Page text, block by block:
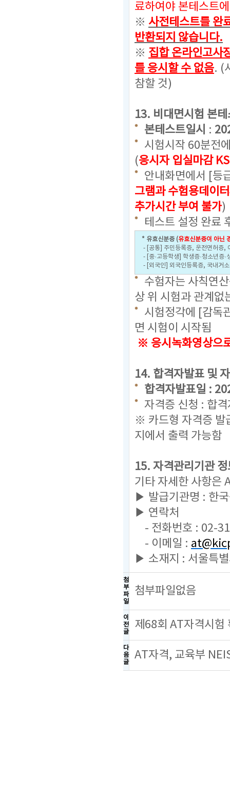
료하여야 본테스트
※ 사전테스트를 완
반환되지 않습니다.
※ 집합 온라인고사
를 응시할 수 없음. (
참할 것)
13. 비대면시험 본
본테스트일시 :
시험시작 60분전
(응시자 입실마감
안내화면에서 [등
그램과 수험용데이
추가시간 부여 불가)
테스트 설정 완료
* 유효신분증 (유효신분증이 아닌
- [공통] 주민등록증, 운전면허증,
- [중·고등학생] 학생증·청소년증
- [외국인] 외국인등록증, 국내거
수험자는 사칙연
상 위 시험과 관계없
시험정각에 [감독
면 시험이 시작됨
※ 응시녹화영상으
14. 합격자발표 및
합격자발표일 :
자격증 신청 : 합
※ 카드형 자격증 발
지에서 출력 가능함
15. 자격관리기관 정
기타 자세한 사항은
▶ 발급기관명 : 한
▶ 연락처
- 전화번호 : 02-
- 이메일 :
▶ 소재지 : 서울특
첨
부
파
일
첨부파일없음
이
전
글
제68회 AT자격시험
다
음
글
AT자격, 교육부